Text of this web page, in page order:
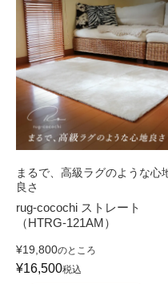
まるで、高級ラグのような心
良さ
rug-cocochi ストレート
（HTRG-121AM）
¥19,800のところ
¥16,500税込